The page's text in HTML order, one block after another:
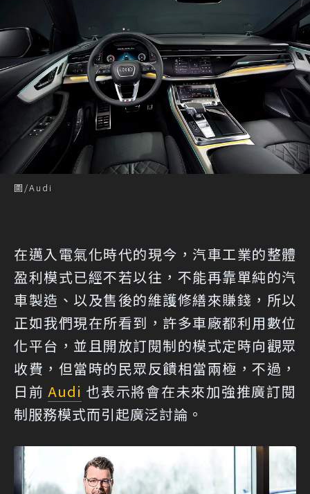
圖/Audi
在邁入電氣化時代的現今，汽車工業的整體
盈利模式已經不若以往，不能再靠單純的汽
車製造、以及售後的維護修繕來賺錢，所以
正如我們現在所看到，許多車廠都利用數位
化平台，並且開放訂閱制的模式定時向觀眾
收費，但當時的民眾反饋相當兩極，不過，
日前Audi 也表示將會在未來加強推廣訂閱
制服務模式而引起廣泛討論。